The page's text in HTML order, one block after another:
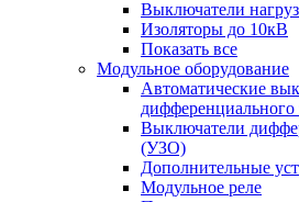
Выключатели
Изоляторы до 10кВ
Показать все
Модульное оборудование
Автоматические
Выключатели
(УЗО)
Дополнительные
Модульное реле